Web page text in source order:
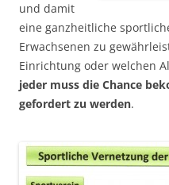
und damit
eine ganzheitliche
Erwachsenen zu
Einrichtung oder welchen
jeder muss die Chance
gefordert zu werden.